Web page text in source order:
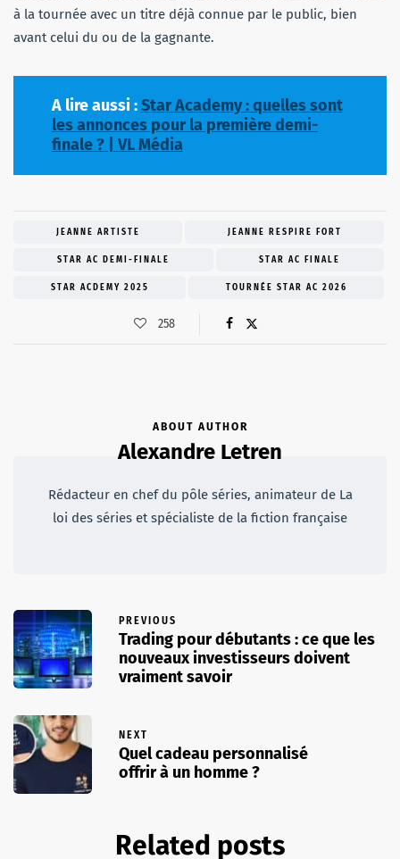
à la tournée avec un titre déjà connue par le public, bien
avant celui du ou de la gagnante.
A lire aussi :Star Academy : quelles sont
les annonces pour la première demi-
finale ? | VL Média
JEANNE ARTISTE JEANNE RESPIRE FORT
STAR AC DEMI-FINALE STAR AC FINALE
STAR ACDEMY 2025 TOURNÉE STAR AC 2026
258
ABOUT AUTHOR
Alexandre Letren
Rédacteur en chef du pôle séries, animateur de La
loi des séries et spécialiste de la fiction française
PREVIOUS
Trading pour débutants : ce que les
nouveaux investisseurs doivent
vraiment savoir
NEXT
Quel cadeau personnalisé
offrir à un homme ?
Related posts